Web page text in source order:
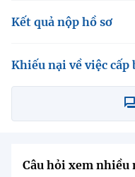
Kết quả nộp hồ sơ
Khiếu nại về việc cấp
Câu hỏi xem nhiều